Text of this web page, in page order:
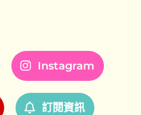
Instagram
訂閱資訊